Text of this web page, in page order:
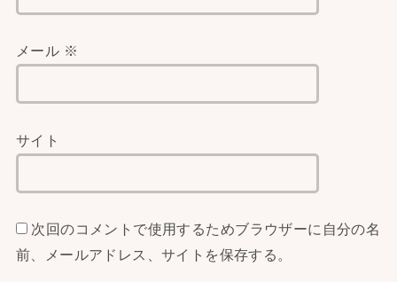
メール ※
サイト
次回のコメントで使用するためブラウザーに自分の名
前、メールアドレス、サイトを保存する。